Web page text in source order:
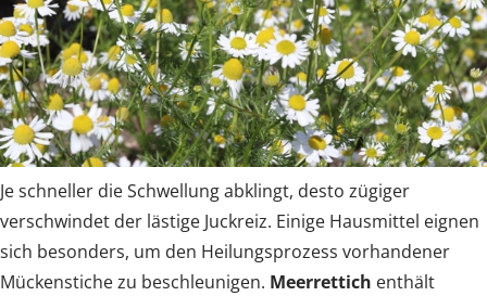
Je schneller die Schwellung abklingt, desto zügiger
verschwindet der lästige Juckreiz. Einige Hausmittel eignen
sich besonders, um den Heilungsprozess vorhandener
Mückenstiche zu beschleunigen. Meerrettich enthält